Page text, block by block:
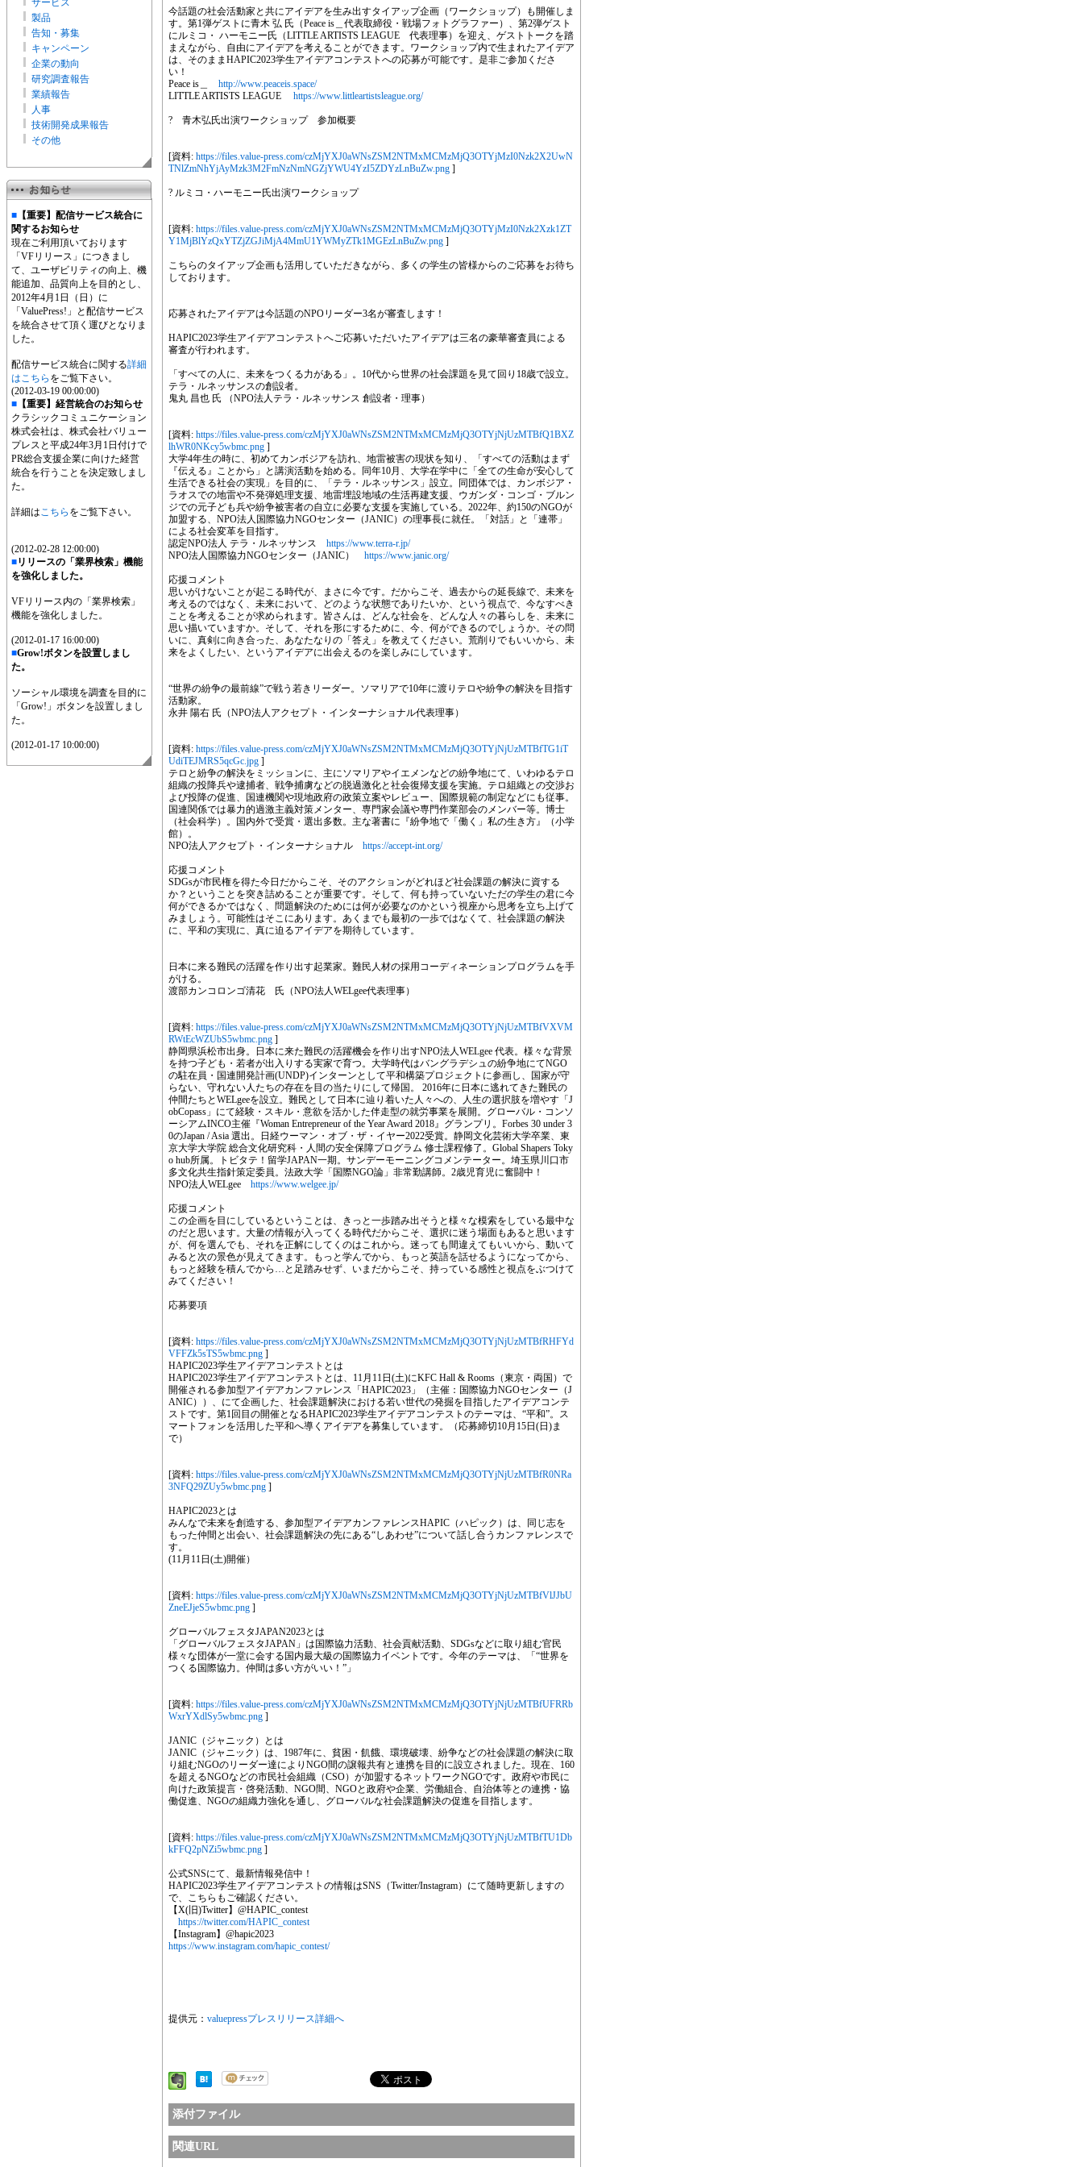
サービス
製品
告知・募集
キャンペーン
企業の動向
研究調査報告
業績報告
人事
技術開発成果報告
その他
■ 【重要】配信サービス統合に
関するお知らせ
現在ご利用頂いております
「VFリリース」につきまし
て、ユーザビリティの向上、機
能追加、品質向上を目的とし、
2012年4月1日（日）に
「ValuePress!」と配信サービス
を統合させて頂く運びとなりま
した。
配信サービス統合に関する詳細
はこちら をご覧下さい。
(2012-03-19 00:00:00)
■ 【重要】経営統合のお知らせ
クラシックコミュニケーション
株式会社は、株式会社バリュー
プレスと平成24年3月1日付けで
PR総合支援企業に向けた経営
統合を行うことを決定致しまし
た。
詳細はこちら をご覧下さい。
(2012-02-28 12:00:00)
■リリースの「業界検索」機能
を強化しました。
VFリリース内の「業界検索」
機能を強化しました。
(2012-01-17 16:00:00)
■Grow!ボタンを設置しまし
た。
ソーシャル環境を調査を目的に
「Grow!」ボタンを設置しまし
た。
(2012-01-17 10:00:00)
今話題の社会活動家と共にアイデアを生み出すタイアップ企画（ワークショップ）も開催しま
す。第1弾ゲストに青木 弘 氏（Peace is＿代表取締役・戦場フォトグラファー）、第2弾ゲスト
にルミコ・ ハーモニー氏（LITTLE ARTISTS LEAGUE 代表理事）を迎え、ゲストトークを踏
まえながら、自由にアイデアを考えることができます。ワークショップ内で生まれたアイデア
は、そのままHAPIC2023学生アイデアコンテストへの応募が可能です。是非ご参加くださ
い！
Peace is＿ http://www.peaceis.space/
LITTLE ARTISTS LEAGUE https://www.littleartistsleague.org/
? 青木弘氏出演ワークショップ 参加概要
[資料: https://files.value-press.com/czMjYXJ0aWNsZSM2NTMxMCMzMjQ3OTYjMzI0Nzk2X2UwN
TNlZmNhYjAyMzk3M2FmNzNmNGZjYWU4YzI5ZDYzLnBuZw.png ]
? ルミコ・ハーモニー氏出演ワークショップ
[資料: https://files.value-press.com/czMjYXJ0aWNsZSM2NTMxMCMzMjQ3OTYjMzI0Nzk2Xzk1ZT
Y1MjBlYzQxYTZjZGJiMjA4MmU1YWMyZTk1MGEzLnBuZw.png ]
こちらのタイアップ企画も活用していただきながら、多くの学生の皆様からのご応募をお待ち
しております。
応募されたアイデアは今話題のNPOリーダー3名が審査します！
HAPIC2023学生アイデアコンテストへご応募いただいたアイデアは三名の豪華審査員による
審査が行われます。
「すべての人に、未来をつくる力がある」。10代から世界の社会課題を見て回り18歳で設立。
テラ・ルネッサンスの創設者。
鬼丸 昌也 氏 （NPO法人テラ・ルネッサンス 創設者・理事）
[資料: https://files.value-press.com/czMjYXJ0aWNsZSM2NTMxMCMzMjQ3OTYjNjUzMTBfQ1BXZ
lhWR0NKcy5wbmc.png ]
大学4年生の時に、初めてカンボジアを訪れ、地雷被害の現状を知り、「すべての活動はまず
『伝える』ことから」と講演活動を始める。同年10月、大学在学中に「全ての生命が安心して
生活できる社会の実現」を目的に、「テラ・ルネッサンス」設立。同団体では、カンボジア・
ラオスでの地雷や不発弾処理支援、地雷埋設地域の生活再建支援、ウガンダ・コンゴ・ブルン
ジでの元子ども兵や紛争被害者の自立に必要な支援を実施している。2022年、約150のNGOが
加盟する、NPO法人国際協力NGOセンター（JANIC）の理事長に就任。「対話」と「連帯」
による社会変革を目指す。
認定NPO法人 テラ・ルネッサンス https://www.terra-r.jp/
NPO法人国際協力NGOセンター（JANIC） https://www.janic.org/
応援コメント
思いがけないことが起こる時代が、まさに今です。だからこそ、過去からの延長線で、未来を
考えるのではなく、未来において、どのような状態でありたいか、という視点で、今なすべき
ことを考えることが求められます。皆さんは、どんな社会を、どんな人々の暮らしを、未来に
思い描いていますか。そして、それを形にするために、今、何ができるのでしょうか。その問
いに、真剣に向き合った、あなたなりの「答え」を教えてください。荒削りでもいいから、未
来をよくしたい、というアイデアに出会えるのを楽しみにしています。
“世界の紛争の最前線”で戦う若きリーダー。ソマリアで10年に渡りテロや紛争の解決を目指す
活動家。
永井 陽右 氏（NPO法人アクセプト・インターナショナル代表理事）
[資料: https://files.value-press.com/czMjYXJ0aWNsZSM2NTMxMCMzMjQ3OTYjNjUzMTBfTG1iT
UdiTEJMRS5qcGc.jpg ]
テロと紛争の解決をミッションに、主にソマリアやイエメンなどの紛争地にて、いわゆるテロ
組織の投降兵や逮捕者、戦争捕虜などの脱過激化と社会復帰支援を実施。テロ組織との交渉お
よび投降の促進、国連機関や現地政府の政策立案やレビュー、国際規範の制定などにも従事。
国連関係では暴力的過激主義対策メンター、専門家会議や専門作業部会のメンバー等。博士
（社会科学）。国内外で受賞・選出多数。主な著書に『紛争地で「働く」私の生き方』（小学
館）。
NPO法人アクセプト・インターナショナル https://accept-int.org/
応援コメント
SDGsが市民権を得た今日だからこそ、そのアクションがどれほど社会課題の解決に資する
か？ということを突き詰めることが重要です。そして、何も持っていないただの学生の君に今
何ができるかではなく、問題解決のためには何が必要なのかという視座から思考を立ち上げて
みましょう。可能性はそこにあります。あくまでも最初の一歩ではなくて、社会課題の解決
に、平和の実現に、真に迫るアイデアを期待しています。
日本に来る難民の活躍を作り出す起業家。難民人材の採用コーディネーションプログラムを手
がける。
渡部カンコロンゴ清花 氏（NPO法人WELgee代表理事）
[資料: https://files.value-press.com/czMjYXJ0aWNsZSM2NTMxMCMzMjQ3OTYjNjUzMTBfVXVM
RWtEcWZUbS5wbmc.png ]
静岡県浜松市出身。日本に来た難民の活躍機会を作り出すNPO法人WELgee 代表。様々な背景
を持つ子ども・若者が出入りする実家で育つ。大学時代はバングラデシュの紛争地にてNGO
の駐在員・国連開発計画(UNDP)インターンとして平和構築プロジェクトに参画し、国家が守
らない、守れない人たちの存在を目の当たりにして帰国。 2016年に日本に逃れてきた難民の
仲間たちとWELgeeを設立。難民として日本に辿り着いた人々への、人生の選択肢を増やす「J
obCopass」にて経験・スキル・意欲を活かした伴走型の就労事業を展開。グローバル・コンソ
ーシアムINCO主催『Woman Entrepreneur of the Year Award 2018』グランプリ。Forbes 30 under 3
0のJapan / Asia 選出。日経ウーマン・オブ・ザ・イヤー2022受賞。静岡文化芸術大学卒業、東
京大学大学院 総合文化研究科・人間の安全保障プログラム 修士課程修了。Global Shapers Toky
o hub所属。トビタテ！留学JAPAN一期。サンデーモーニングコメンテーター。埼玉県川口市
多文化共生指針策定委員。法政大学「国際NGO論」非常勤講師。2歳児育児に奮闘中！
NPO法人WELgee https://www.welgee.jp/
応援コメント
この企画を目にしているということは、きっと一歩踏み出そうと様々な模索をしている最中な
のだと思います。大量の情報が入ってくる時代だからこそ、選択に迷う場面もあると思います
が、何を選んでも、それを正解にしてくのはこれから。迷っても間違えてもいいから、動いて
みると次の景色が見えてきます。もっと学んでから、もっと英語を話せるようになってから、
もっと経験を積んでから…と足踏みせず、いまだからこそ、持っている感性と視点をぶつけて
みてください！
応募要項
[資料: https://files.value-press.com/czMjYXJ0aWNsZSM2NTMxMCMzMjQ3OTYjNjUzMTBfRHFYd
VFFZk5sTS5wbmc.png ]
HAPIC2023学生アイデアコンテストとは
HAPIC2023学生アイデアコンテストとは、11月11日(土)にKFC Hall & Rooms（東京・両国）で
開催される参加型アイデアカンファレンス「HAPIC2023」（主催：国際協力NGOセンター（J
ANIC））、にて企画した、社会課題解決における若い世代の発掘を目指したアイデアコンテ
ストです。第1回目の開催となるHAPIC2023学生アイデアコンテストのテーマは、“平和”。ス
マートフォンを活用した平和へ導くアイデアを募集しています。（応募締切10月15日(日)ま
で）
[資料: https://files.value-press.com/czMjYXJ0aWNsZSM2NTMxMCMzMjQ3OTYjNjUzMTBfR0NRa
3NFQ29ZUy5wbmc.png ]
HAPIC2023とは
みんなで未来を創造する、参加型アイデアカンファレンスHAPIC（ハピック）は、同じ志を
もった仲間と出会い、社会課題解決の先にある“しあわせ”について話し合うカンファレンスで
す。
(11月11日(土)開催）
[資料: https://files.value-press.com/czMjYXJ0aWNsZSM2NTMxMCMzMjQ3OTYjNjUzMTBfVlJJbU
ZneEJjeS5wbmc.png ]
グローバルフェスタJAPAN2023とは
「グローバルフェスタJAPAN」は国際協力活動、社会貢献活動、SDGsなどに取り組む官民
様々な団体が一堂に会する国内最大級の国際協力イベントです。今年のテーマは、「“世界を
つくる国際協力。仲間は多い方がいい！”」
[資料: https://files.value-press.com/czMjYXJ0aWNsZSM2NTMxMCMzMjQ3OTYjNjUzMTBfUFRRb
WxrYXdlSy5wbmc.png ]
JANIC（ジャニック）とは
JANIC（ジャニック）は、1987年に、貧困・飢餓、環境破壊、紛争などの社会課題の解決に取
り組むNGOのリーダー達によりNGO間の譲報共有と連携を目的に設立されました。現在、160
を超えるNGOなどの市民社会組織（CSO）が加盟するネットワークNGOです。政府や市民に
向けた政策提言・啓発活動、NGO間、NGOと政府や企業、労働組合、自治体等との連携・協
働促進、NGOの組織力強化を通し、グローバルな社会課題解決の促進を目指します。
[資料: https://files.value-press.com/czMjYXJ0aWNsZSM2NTMxMCMzMjQ3OTYjNjUzMTBfTU1Db
kFFQ2pNZi5wbmc.png ]
公式SNSにて、最新情報発信中！
HAPIC2023学生アイデアコンテストの情報はSNS（Twitter/Instagram）にて随時更新しますの
で、こちらもご確認ください。
【X(旧)Twitter】@HAPIC_contest
https://twitter.com/HAPIC_contest
【Instagram】@hapic2023
https://www.instagram.com/hapic_contest/
提供元： valuepressプレスリリース詳細へ
添付ファイル
関連URL